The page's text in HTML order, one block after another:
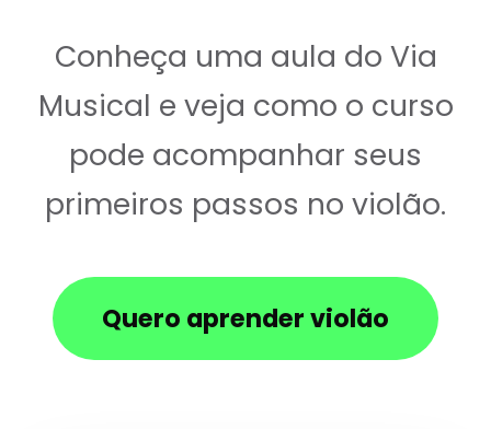
Conheça uma aula do Via
Musical e veja como o curso
pode acompanhar seus
primeiros passos no violão.
Quero aprender violão